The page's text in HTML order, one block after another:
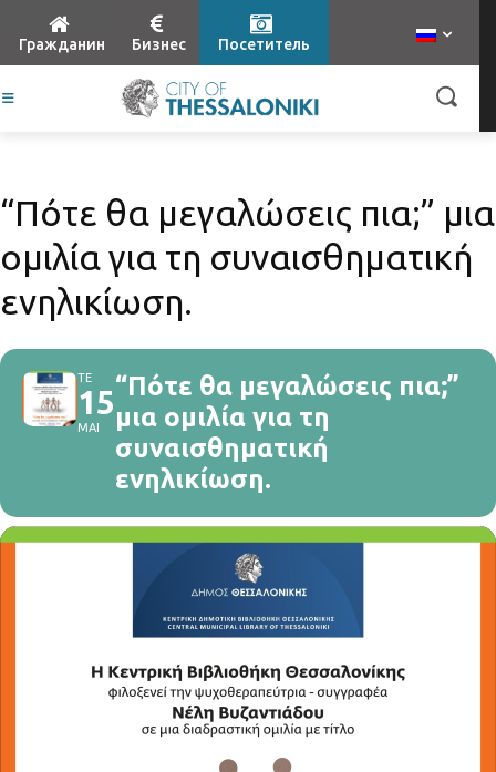
Гражданин Бизнес Посетитель
“Πότε θα μεγαλώσεις πια;” μια
ομιλία για τη συναισθηματική
ενηλικίωση.
ΤΕ
15
ΜΑΙ
“Πότε θα μεγαλώσεις πια;”
μια ομιλία για τη
συναισθηματική
ενηλικίωση.